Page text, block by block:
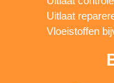
Uitlaat
Vloeistoffen